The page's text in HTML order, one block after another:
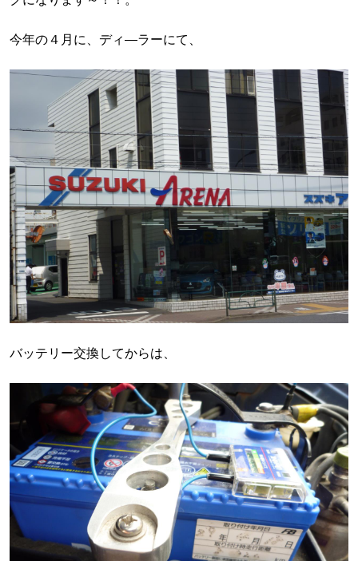
今年の４月に、ディ―ラーにて、
バッテリー交換してからは、